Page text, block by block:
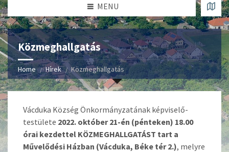
MENU
Közmeghallgatás
Home Hírek Közmeghallgatás
Vácduka Község Önkormányzatának képviselő-
testülete 2022. október 21-én (pénteken) 18.00
órai kezdettel KÖZMEGHALLGATÁST tart a
Művelődési Házban (Vácduka, Béke tér 2.), melyre